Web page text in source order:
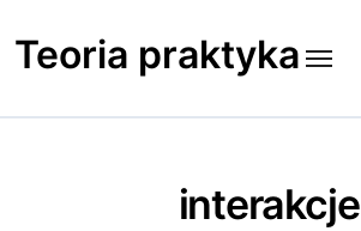
to
content
Teoria praktyka
interakcje